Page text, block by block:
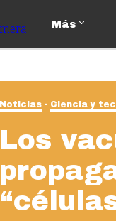
Más
Noticias Ciencia y
Los